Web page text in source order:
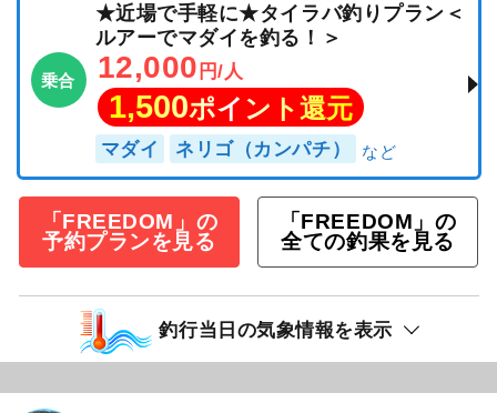
乗合
★近場で手軽に★タイラバ釣りプラン＜
ルアーでマダイを釣る！＞
12,000 円/人
1,500ポイント還元
マダイ ネリゴ（カンパチ）
「FREEDOM」の
予約プランを見る
「FREEDOM」の
全ての釣果を見る
釣行当日の気象情報を表示